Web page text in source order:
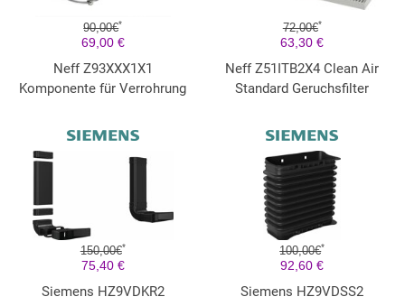
90,00€*
69,00 €
Neff Z93XXX1X1
Komponente für Verrohrung
72,00€*
63,30 €
Neff Z51ITB2X4 Clean Air
Standard Geruchsfilter
150,00€*
75,40 €
Siemens HZ9VDKR2
100,00€*
92,60 €
Siemens HZ9VDSS2